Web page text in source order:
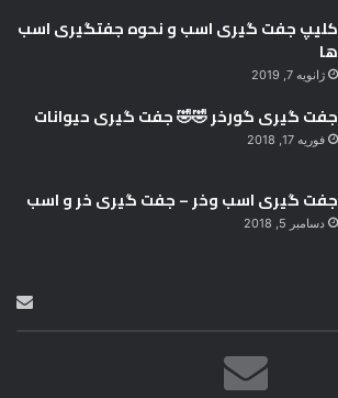
کلیپ جفت گیری اسب و نحوه جفتگیری اسب
ها
ژانویه 7, 2019
جفت گیری گورخر 🤣🤣 جفت گیری حیوانات
فوریه 17, 2018
جفت گیری اسب وخر – جفت گیری خر و اسب
دسامبر 5, 2018